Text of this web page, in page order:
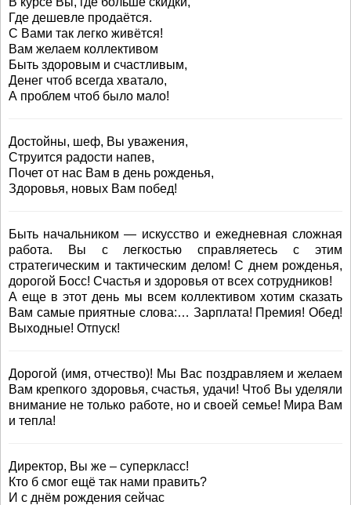
Где дешевле продаётся.
С Вами так легко живётся!
Вам желаем коллективом
Быть здоровым и счастливым,
Денег чтоб всегда хватало,
А проблем чтоб было мало!
Достойны, шеф, Вы уважения,
Струится радости напев,
Почет от нас Вам в день рожденья,
Здоровья, новых Вам побед!
Быть начальником — искусство и ежедневная сложная
работа. Вы с легкостью справляетесь с этим
стратегическим и тактическим делом! С днем рожденья,
дорогой Босс! Счастья и здоровья от всех сотрудников!
А еще в этот день мы всем коллективом хотим сказать
Вам самые приятные слова:… Зарплата! Премия! Обед!
Выходные! Отпуск!
Дорогой (имя, отчество)! Мы Вас поздравляем и желаем
Вам крепкого здоровья, счастья, удачи! Чтоб Вы уделяли
внимание не только работе, но и своей семье! Мира Вам
и тепла!
Директор, Вы же – суперкласс!
Кто б смог ещё так нами править?
И с днём рождения сейчас